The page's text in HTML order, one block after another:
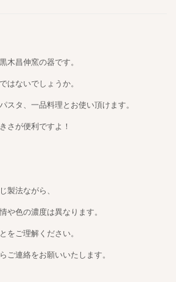
木昌伸窯の器です。
はないでしょうか。
スタ、一品料理とお使い頂けます。
さが便利ですよ！
製法ながら、
や色の濃度は異なります。
をご理解ください。
ご連絡をお願いいたします。